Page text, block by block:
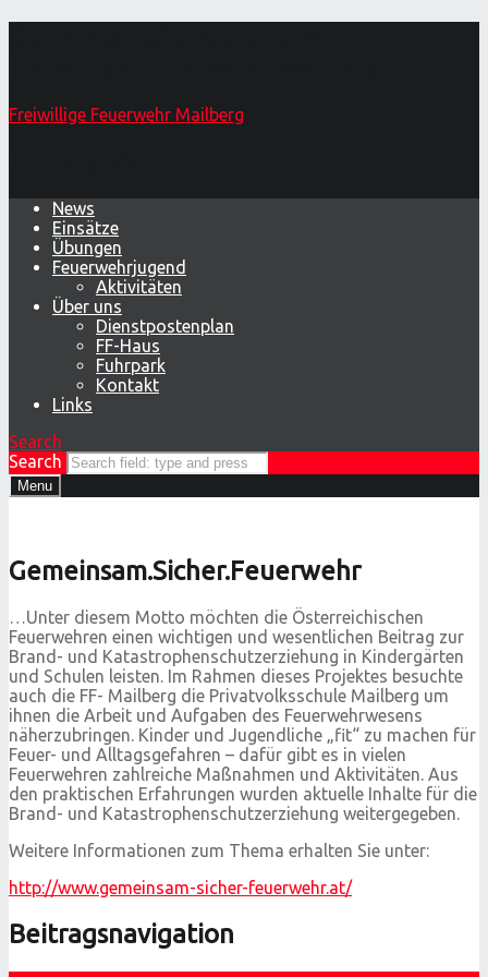
Freiwillige Feuerwehr Mailberg
News
Einsätze
Übungen
Feuerwehrjugend
Aktivitäten
Über uns
Dienstpostenplan
FF-Haus
Fuhrpark
Kontakt
Links
Search
Search
Menu
Gemeinsam.Sicher.Feuerwehr
…Unter diesem Motto möchten die Österreichischen
Feuerwehren einen wichtigen und wesentlichen Beitrag zur
Brand- und Katastrophenschutzerziehung in Kindergärten
und Schulen leisten. Im Rahmen dieses Projektes besuchte
auch die FF- Mailberg die Privatvolksschule Mailberg um
ihnen die Arbeit und Aufgaben des Feuerwehrwesens
näherzubringen. Kinder und Jugendliche „fit“ zu machen für
Feuer- und Alltagsgefahren – dafür gibt es in vielen
Feuerwehren zahlreiche Maßnahmen und Aktivitäten. Aus
den praktischen Erfahrungen wurden aktuelle Inhalte für die
Brand- und Katastrophenschutzerziehung weitergegeben.
Weitere Informationen zum Thema erhalten Sie unter:
http://www.gemeinsam-sicher-feuerwehr.at/
Beitragsnavigation